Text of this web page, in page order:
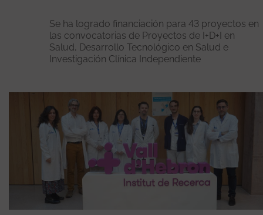
Se ha logrado financiación para 43 proyectos en
las convocatorias de Proyectos de I+D+I en
Salud, Desarrollo Tecnológico en Salud e
Investigación Clínica Independiente